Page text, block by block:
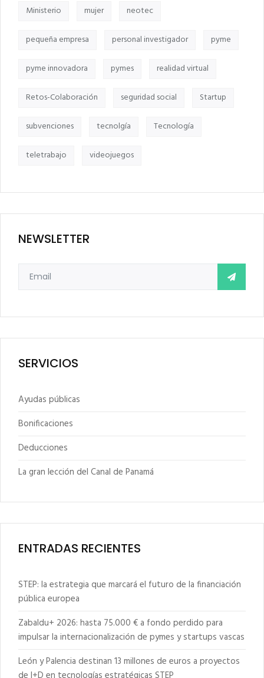
Ministerio mujer neotec
pequeña empresa personal investigador pyme
pyme innovadora pymes realidad virtual
Retos-Colaboración seguridad social Startup
subvenciones tecnolgía Tecnología
teletrabajo videojuegos
NEWSLETTER
SERVICIOS
Ayudas públicas
Bonificaciones
Deducciones
La gran lección del Canal de Panamá
ENTRADAS RECIENTES
STEP: la estrategia que marcará el futuro de la financiación
pública europea
Zabaldu+ 2026: hasta 75.000 € a fondo perdido para
impulsar la internacionalización de pymes y startups vascas
León y Palencia destinan 13 millones de euros a proyectos